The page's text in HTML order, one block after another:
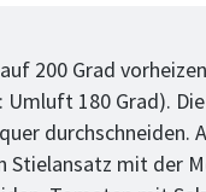
200 Grad
Umluft 180 Grad).
durchschneiden.
Stielansatz mit der